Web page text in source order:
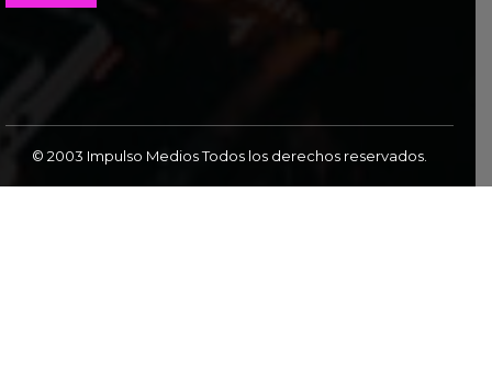
© 2003 Impulso Medios Todos los derechos reservados.